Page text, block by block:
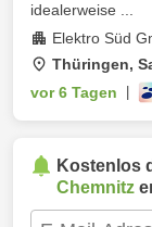
idealerweise ...
Elektro Süd
Thüringen,
vor 6 Tagen
Kostenlos
Chemnitz